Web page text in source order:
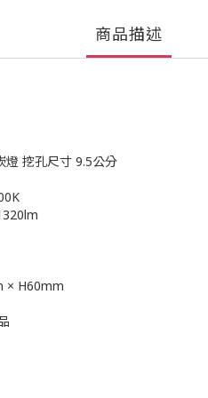
商品描述
燈 挖孔尺寸 9.5公分
× H60mm